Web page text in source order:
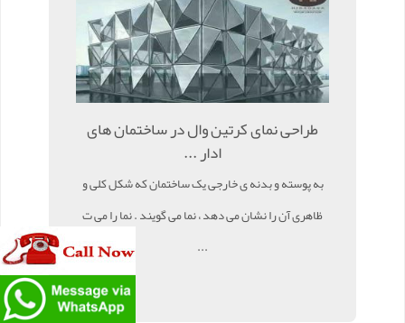
طراحی نمای کرتین وال در ساختمان های
ادار ...
به پوسته و بدنه ی خارجی یک ساختمان که شکل کلی و
ظاهری آن را نشان می دهد ، نما می گویند . نما را می ت
...